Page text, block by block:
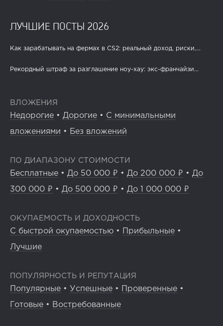
ЛУЧШИЕ ПОСТЫ 2026
Как зарабатывать на фермах в CS2: реальный доход, риски,...
Рекордный штраф за разглашение ноу-хау: экс-франчайзи...
ВЛОЖЕНИЯ
Недорогие • Дорогие • С минимальными
вложениями • Без вложений
ПО ДИАПАЗОНУ СТОИМОСТИ
Бесплатные • До 50 000 ₽ • До 200 000 ₽ • До
300 000 ₽ • До 500 000 ₽ • До 1 000 000 ₽
ОКУПАЕМОСТЬ И ДОХОДНОСТЬ
С быстрой окупаемостью • Прибыльные •
Лучшие
ПОПУЛЯРНОСТЬ И РЕПУТАЦИЯ
Популярные • Успешные • Проверенные •
Готовые • Востребованные